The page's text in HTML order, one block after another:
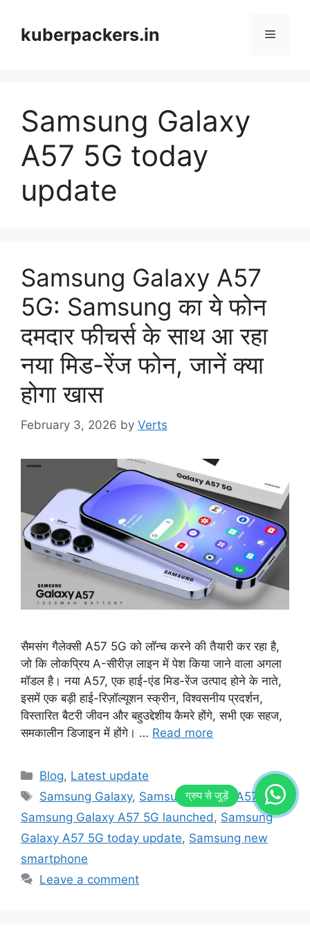
contentkuberpackers.in Menu
Samsung Galaxy
A57 5G today
update
Samsung Galaxy A57
5G: Samsung का ये फोन
दमदार फीचर्स के साथ आ रहा
नया मिड-रेंज फोन, जानें क्या
होगा खास
February 3, 2026 by Verts
सैमसंग गैलेक्सी A57 5G को लॉन्च करने की तैयारी कर रहा है,
जो कि लोकप्रिय A-सीरीज़ लाइन में पेश किया जाने वाला अगला
मॉडल है। नया A57, एक हाई-एंड मिड-रेंज उत्पाद होने के नाते,
इसमें एक बड़ी हाई-रिज़ॉल्यूशन स्क्रीन, विश्वसनीय प्रदर्शन,
विस्तारित बैटरी जीवन और बहुउद्देशीय कैमरे होंगे, सभी एक सहज,
समकालीन डिजाइन में होंगे। … Read more
Categories
Blog, Latest update
Tags
Samsung Galaxy, Samsung Galaxy A57 5G,
Samsung Galaxy A57 5G launched , Samsung
Galaxy A57 5G today update, Samsung new
smartphone
Leave a comment